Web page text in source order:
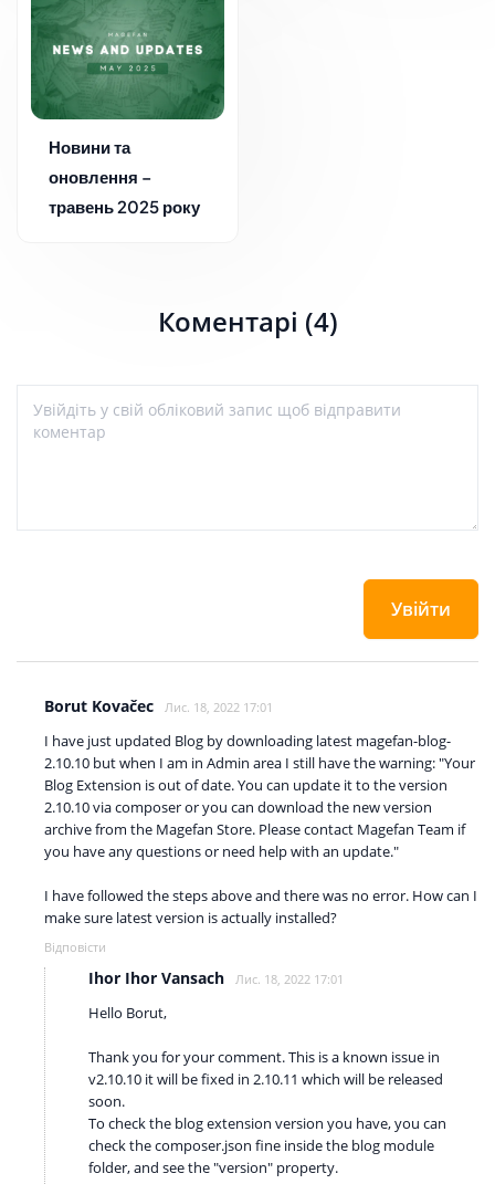
Новини та
оновлення –
травень 2025 року
Коментарі (4)
Увійти
Borut Kovačec Лис. 18, 2022 17:01
I have just updated Blog by downloading latest magefan-blog-
2.10.10 but when I am in Admin area I still have the warning: "Your
Blog Extension is out of date. You can update it to the version
2.10.10 via composer or you can download the new version
archive from the Magefan Store. Please contact Magefan Team if
you have any questions or need help with an update."
I have followed the steps above and there was no error. How can I
make sure latest version is actually installed?
Відповісти
Ihor Ihor Vansach Лис. 18, 2022 17:01
Hello Borut,
Thank you for your comment. This is a known issue in
v2.10.10 it will be fixed in 2.10.11 which will be released
soon.
To check the blog extension version you have, you can
check the composer.json fine inside the blog module
folder, and see the "version" property.